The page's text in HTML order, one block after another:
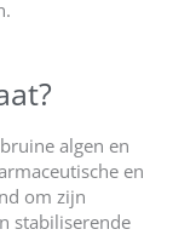
algen en
en
om zijn
stabiliserende